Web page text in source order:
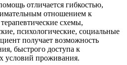
отличается гибкостью,
отношением к
схемы,
психологические, социальные
получает возможность
быстрого доступа к
условий проживания.